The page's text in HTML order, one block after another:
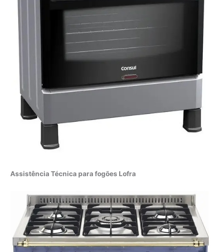
Assistência Técnica para fogões Lofra